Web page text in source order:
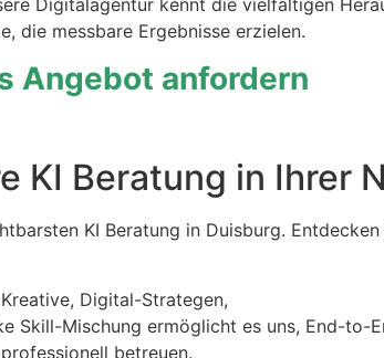
Digitalagentur kennt die vielfältigen
die messbare Ergebnisse erzielen.
Angebot anfordern
KI Beratung in Ihrer
KI Beratung in Duisburg. Entdecken
Digital-Strategen,
Skill-Mischung ermöglicht es uns, End-to-
betreuen.